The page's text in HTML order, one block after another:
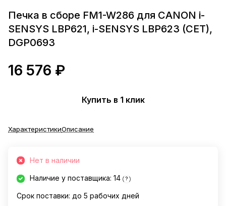
Печка в сборе FM1-W286 для CANON i-
SENSYS LBP621, i-SENSYS LBP623 (CET),
DGP0693
16 576 ₽
Купить в 1 клик
ХарактеристикиОписание
Нет в наличии
Наличие у поставщика: 14 ?
Срок поставки: до 5 рабочих дней